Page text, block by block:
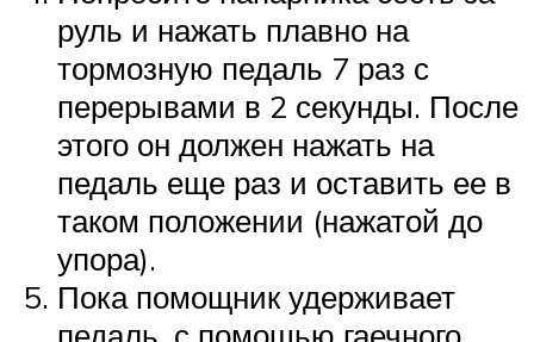
руль и нажать плавно на
тормозную педаль 7 раз с
перерывами в 2 секунды. После
этого он должен нажать на
педаль еще раз и оставить ее в
таком положении (нажатой до
упора).
Пока помощник удерживает